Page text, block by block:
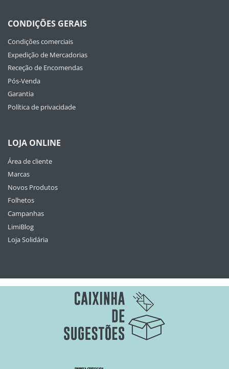
CONDIÇÕES GERAIS
Condições comerciais
Expedição de Mercadorias
Receção de Encomendas
Pós-Venda
Garantia
Política de privacidade
LOJA ONLINE
Área de cliente
Marcas
Novos Produtos
Folhetos
Campanhas
LimiBlog
Loja Solidária